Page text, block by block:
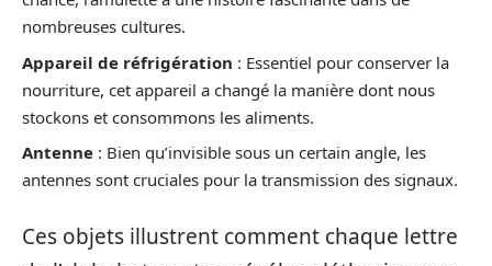
nombreuses cultures.
Appareil de réfrigération : Essentiel pour conserver la
nourriture, cet appareil a changé la manière dont nous
stockons et consommons les aliments.
Antenne : Bien qu’invisible sous un certain angle, les
antennes sont cruciales pour la transmission des signaux.
Ces objets illustrent comment chaque lettre